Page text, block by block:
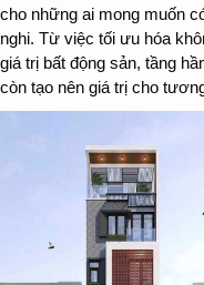
cho những ai mong muốn
nghi. Từ việc tối ưu hóa
giá trị bất động sản, tầng
còn tạo nên giá trị cho